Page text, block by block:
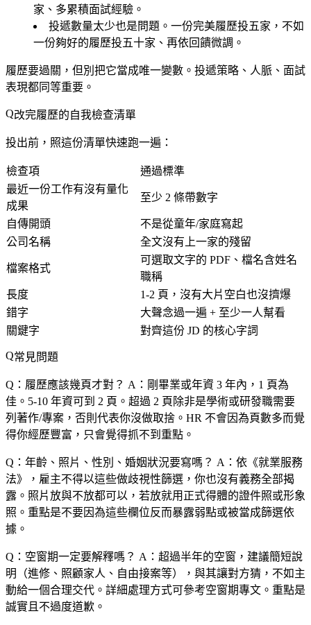
家、多累積面試經驗。
投遞數量太少也是問題。一份完美履歷投五家，不如
一份夠好的履歷投五十家、再依回饋微調。
履歷要過關，但別把它當成唯一變數。投遞策略、人脈、面試
表現都同等重要。
改完履歷的自我檢查清單
投出前，照這份清單快速跑一遍：
檢查項
通過標準
最近一份工作有沒有量化
成果
至少 2 條帶數字
自傳開頭
不是從童年/家庭寫起
公司名稱
全文沒有上一家的殘留
檔案格式
可選取文字的 PDF、檔名含姓名
職稱
長度
1-2 頁，沒有大片空白也沒擠爆
錯字
大聲念過一遍 + 至少一人幫看
關鍵字
對齊這份 JD 的核心字詞
常見問題
Q：履歷應該幾頁才對？ A：剛畢業或年資 3 年內，1 頁為
佳。5-10 年資可到 2 頁。超過 2 頁除非是學術或研發職需要
列著作/專案，否則代表你沒做取捨。HR 不會因為頁數多而覺
得你經歷豐富，只會覺得抓不到重點。
Q：年齡、照片、性別、婚姻狀況要寫嗎？ A：依《就業服務
法》，雇主不得以這些做歧視性篩選，你也沒有義務全部揭
露。照片放與不放都可以，若放就用正式得體的證件照或形象
照。重點是不要因為這些欄位反而暴露弱點或被當成篩選依
據。
Q：空窗期一定要解釋嗎？ A：超過半年的空窗，建議簡短說
明（進修、照顧家人、自由接案等），與其讓對方猜，不如主
動給一個合理交代。詳細處理方式可參考空窗期專文。重點是
誠實且不過度道歉。